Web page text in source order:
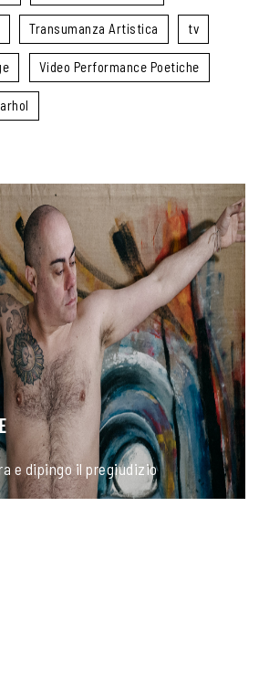
Transumanza Artistica tv
Video Performance Poetiche
e dipingo il pregiudizio